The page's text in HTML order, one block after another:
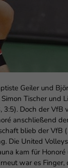
Geiler und
Tischer und
3:5). Doch der
anschließend
blieb der VfB
Die United
kam für
war es